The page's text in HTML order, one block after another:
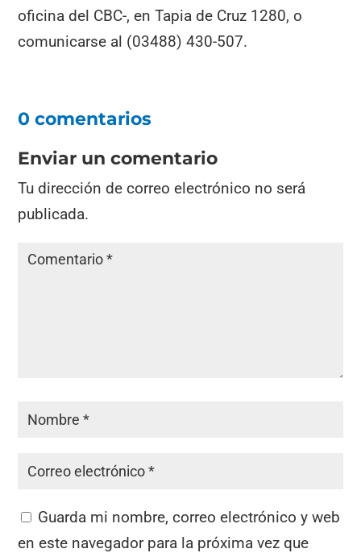
oficina del CBC-, en Tapia de Cruz 1280, o
comunicarse al (03488) 430-507.
0 comentarios
Enviar un comentario
Tu dirección de correo electrónico no será
publicada.
Guarda mi nombre, correo electrónico y web
en este navegador para la próxima vez que